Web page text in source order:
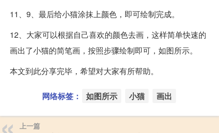
11、9、最后给小猫涂抹上颜色，即可绘制完成。
12、大家可以根据自己喜欢的颜色去画，这样简单快速的
画出了小猫的简笔画，按照步骤绘制即可，如图所示。
本文到此分享完毕，希望对大家有所帮助。
网络标签： 如图所示 小猫 画出
上一篇